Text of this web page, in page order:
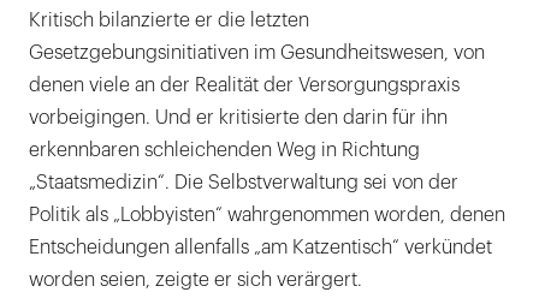
Kritisch bilanzierte er die letzten
Gesetzgebungsinitiativen im Gesundheitswesen, von
denen viele an der Realität der Versorgungspraxis
vorbeigingen. Und er kritisierte den darin für ihn
erkennbaren schleichenden Weg in Richtung
„Staatsmedizin“. Die Selbstverwaltung sei von der
Politik als „Lobbyisten“ wahrgenommen worden, denen
Entscheidungen allenfalls „am Katzentisch“ verkündet
worden seien, zeigte er sich verärgert.